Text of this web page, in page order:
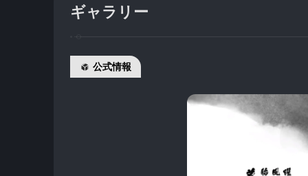
ギャラリー
公式情報